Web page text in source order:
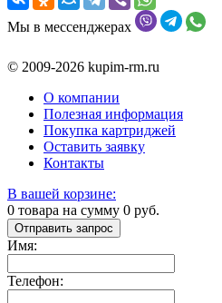
Мы в мессенджерах
© 2009-2026 kupim-rm.ru
О компании
Полезная информация
Покупка картриджей
Оставить заявку
Контакты
В вашей корзине:
0 товара на сумму 0 руб.
Отправить запрос
Имя:
Телефон: